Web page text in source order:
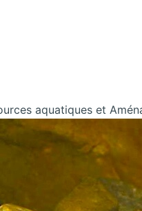
aquatiques et